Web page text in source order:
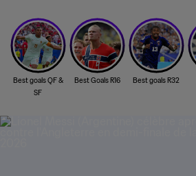
Best goals QF &
SF
Best Goals R16 Best goals R32